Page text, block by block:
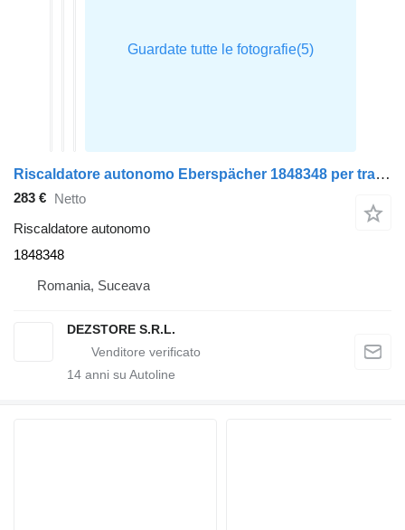
Riscaldatore autonomo Eberspächer 1848348 per trattore stradale DAF XF105
283 €
Netto
Riscaldatore autonomo
1848348
Romania, Suceava
DEZSTORE S.R.L.
14 anni su Autoline